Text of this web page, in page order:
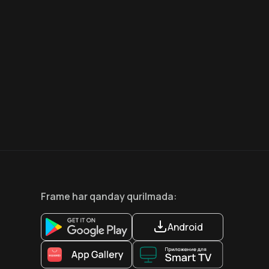
Frame har qanday qurilmada:
Android